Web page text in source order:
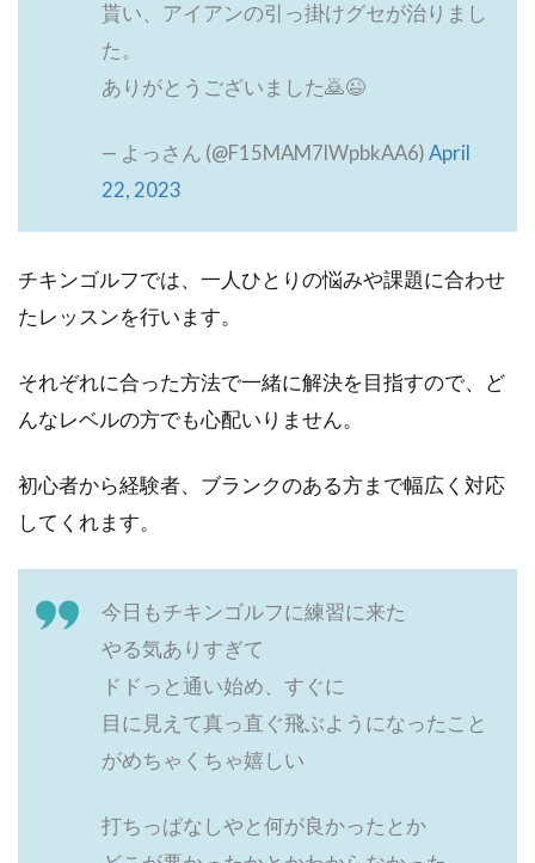
貰い、アイアンの引っ掛けグセが治りまし
た。
ありがとうございました🙇😉
— よっさん (@F15MAM7lWpbkAA6)April
22, 2023
チキンゴルフでは、一人ひとりの悩みや課題に合わせ
たレッスンを行います。
それぞれに合った方法で一緒に解決を目指すので、ど
んなレベルの方でも心配いりません。
初心者から経験者、ブランクのある方まで幅広く対応
してくれます。
今日もチキンゴルフに練習に来た
やる気ありすぎて
ドドっと通い始め、すぐに
目に見えて真っ直ぐ飛ぶようになったこと
がめちゃくちゃ嬉しい
打ちっぱなしやと何が良かったとか